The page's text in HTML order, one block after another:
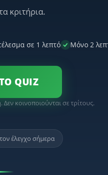
κριτήρια.
σε 1 λεπτό Μόνο 2
QUIZ
κοινοποιούνται σε τρίτους.
έλεγχο σήμερα